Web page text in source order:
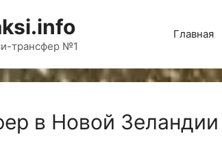
трансфер №1
Главная
в Новой Зеландии